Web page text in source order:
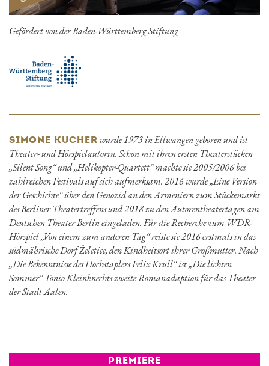
Gefördert von der Baden-Württemberg Stiftung
SIMONE KUCHER wurde 1973 in Ellwangen geboren und ist
Theater- und Hörspielautorin. Schon mit ihren ersten Theaterstücken
„Silent Song“ und „Helikopter-Quartett“ machte sie 2005/2006 bei
zahlreichen Festivals auf sich aufmerksam. 2016 wurde „Eine Version
der Geschichte“ über den Genozid an den Armeniern zum Stückemarkt
des Berliner Theatertreffens und 2018 zu den Autorentheatertagen am
Deutschen Theater Berlin eingeladen. Für die Recherche zum WDR-
Hörspiel „Von einem zum anderen Tag“ reiste sie 2016 erstmals in das
südmährische Dorf Želetice, den Kindheitsort ihrer Großmutter. Nach
„Die Bekenntnisse des Hochstaplers Felix Krull“ ist „Die lichten
Sommer“ Tonio Kleinknechts zweite Romanadaption für das Theater
der Stadt Aalen.
PREMIERE